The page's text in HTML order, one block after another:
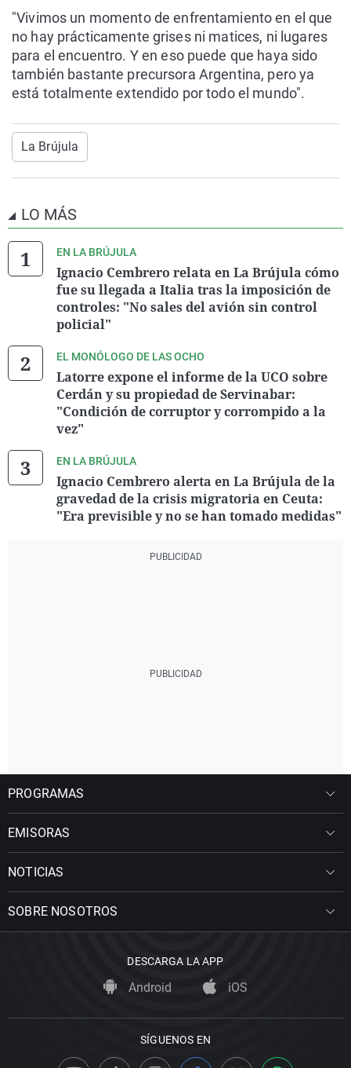
"Vivimos un momento de enfrentamiento en el que
no hay prácticamente grises ni matices, ni lugares
para el encuentro. Y en eso puede que haya sido
también bastante precursora Argentina, pero ya
está totalmente extendido por todo el mundo".
La Brújula
LO MÁS
EN LA BRÚJULA
Ignacio Cembrero relata en La Brújula cómo
fue su llegada a Italia tras la imposición de
controles: "No sales del avión sin control
policial"
EL MONÓLOGO DE LAS OCHO
Latorre expone el informe de la UCO sobre
Cerdán y su propiedad de Servinabar:
"Condición de corruptor y corrompido a la
vez"
EN LA BRÚJULA
Ignacio Cembrero alerta en La Brújula de la
gravedad de la crisis migratoria en Ceuta:
"Era previsible y no se han tomado medidas"
PROGRAMAS
EMISORAS
NOTICIAS
SOBRE NOSOTROS
DESCARGA LA APP
Android iOS
SÍGUENOS EN